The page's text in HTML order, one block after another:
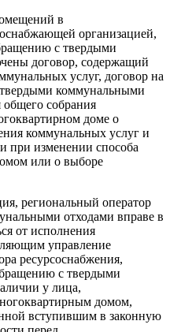
в
организацией,
с твердыми
договор, содержащий
услуг, договор на
коммунальными
собрания
доме о
коммунальных услуг и
при изменении способа
или о выборе
региональный оператор
отходами вправе в
от исполнения
управление
ресурсоснабжения,
с твердыми
у лица,
домом,
вступившим в законную